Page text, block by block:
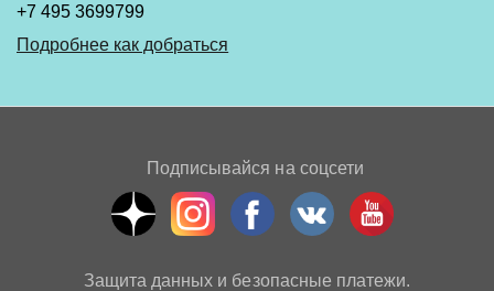
+7 495 3699799
Подробнее как добраться
Подписывайся на соцсети
Защита данных и безопасные платежи.